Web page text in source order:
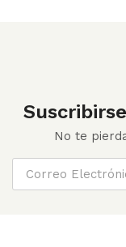
Suscribirse
No te